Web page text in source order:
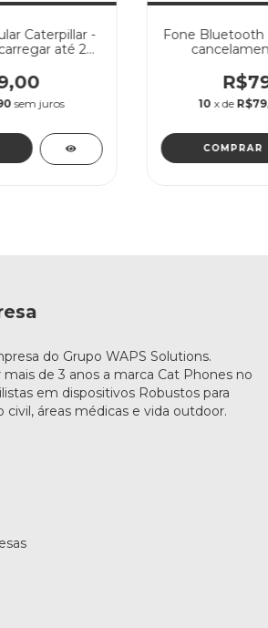
Caterpillar -
até 2
sem juros
Fone Bluetooth
10 x de
do Grupo WAPS Solutions.
de 3 anos a marca Cat Phones no
em dispositivos Robustos para
civil, áreas médicas e vida outdoor.